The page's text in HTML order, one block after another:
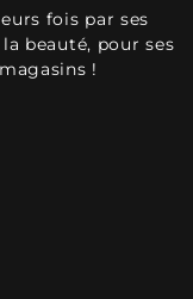
fois par ses
beauté, pour ses
!